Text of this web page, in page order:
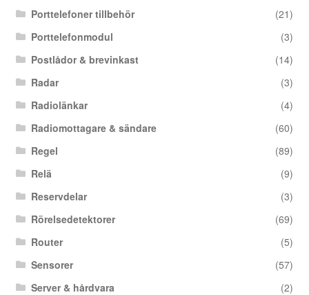
Porttelefoner tillbehör
(21)
Porttelefonmodul
(3)
Postlådor & brevinkast
(14)
Radar
(3)
Radiolänkar
(4)
Radiomottagare & sändare
(60)
Regel
(89)
Relä
(9)
Reservdelar
(3)
Rörelsedetektorer
(69)
Router
(5)
Sensorer
(57)
Server & hårdvara
(2)